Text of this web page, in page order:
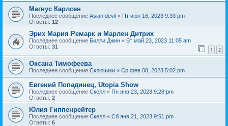
Магнус Карлсен
Последнее сообщение Asian devil « Пт июн 16, 2023 9:33 pm
Ответы: 12
Эрих Мария Ремарк и Марлен Дитрих
Последнее сообщение Билли Джин « Вт май 23, 2023 11:05 am
Ответы: 31 1 2
Оксана Тимофеева
Последнее сообщение Сключики « Ср фев 08, 2023 5:02 pm
Евгений Попадинец, Utopia Show
Последнее сообщение Скелл « Пн янв 23, 2023 9:28 pm
Ответы: 2
Юлия Гиппенрейтер
Последнее сообщение Скелл « Сб янв 21, 2023 9:51 pm
Ответы: 6